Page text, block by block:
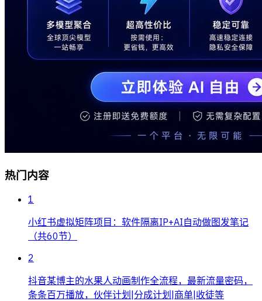
热门内容
1
小红书虚拟矩阵项目：软件隔离IP+AI自动做图发笔记
（共60节）
2
抖音某博主的水果人动画制作全流程，最新流量密码，
条条百万播放，伙伴计划|分成计划|商单|收徒等